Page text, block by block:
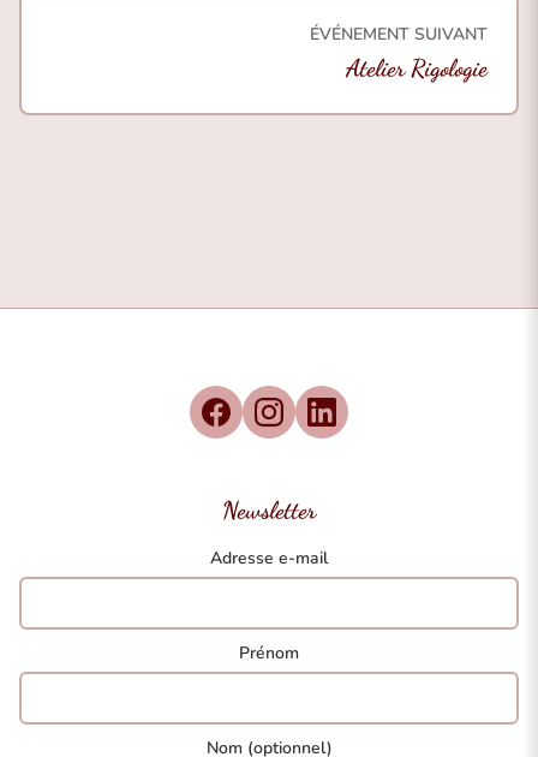
ÉVÉNEMENT SUIVANT
Atelier Rigologie
Newsletter
Adresse e-mail
Prénom
Nom (optionnel)